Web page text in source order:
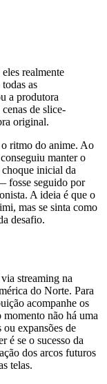
realmente
as
a produtora
de slice-
original.
o ritmo do anime. Ao
manter o
inicial da
fosse seguido por
A ideia é que o
mas se sinta como
desafio.
streaming na
do Norte. Para
acompanhe os
não há uma
expansões de
é se o sucesso da
dos arcos futuros
telas.